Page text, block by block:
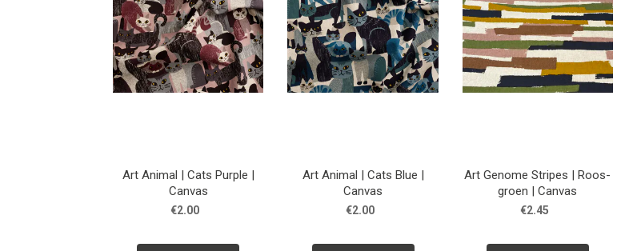
Art Animal | Cats Purple |
Canvas
€2.00
Art Animal | Cats Blue |
Canvas
€2.00
Art Genome Stripes | Roos-
groen | Canvas
€2.45